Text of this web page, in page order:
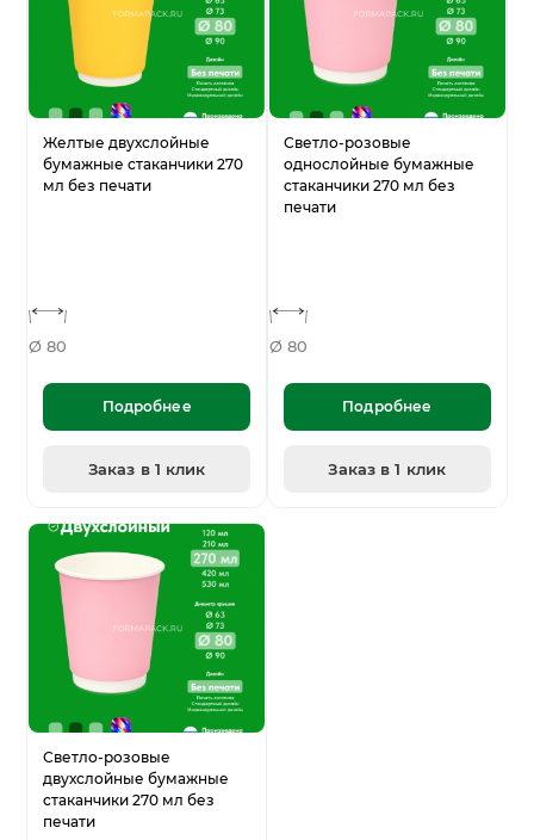
Желтые двухслойные
бумажные стаканчики 270
мл без печати
Ø 80
Подробнее
Заказ в 1 клик
Светло-розовые
однослойные бумажные
стаканчики 270 мл без
печати
Ø 80
Подробнее
Заказ в 1 клик
Светло-розовые
двухслойные бумажные
стаканчики 270 мл без
печати